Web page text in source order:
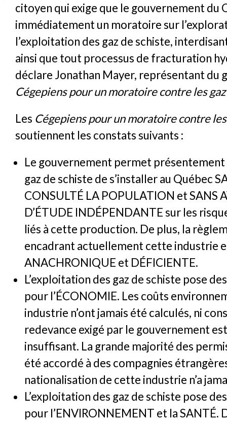
citoyen qui exige que le gouvernement du
immédiatement un moratoire sur
l’exploitation des gaz de schiste,
ainsi que tout processus de fracturation
déclare Jonathan Mayer, représentant du
Cégepiens pour un moratoire contre les
Les Cégepiens pour un moratoire contre
soutiennent les constats suivants :
Le gouvernement permet présentement
gaz de schiste de s’installer au Québec
CONSULTÉ LA POPULATION et SANS
D’ÉTUDE INDÉPENDANTE sur les
liés à cette production. De plus, la
encadrant actuellement cette industrie
ANACHRONIQUE et DÉFICIENTE.
L’exploitation des gaz de schiste pose
pour l’ÉCONOMIE. Les coûts
industrie n’ont jamais été calculés, ni
redevance exigé par le gouvernement
insuffisant. La grande majorité des
été accordé à des compagnies
nationalisation de cette industrie n’a
L’exploitation des gaz de schiste pose
pour l’ENVIRONNEMENT et la SANTÉ.